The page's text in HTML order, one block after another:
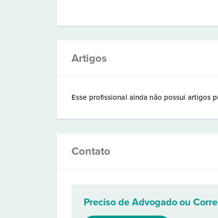
Artigos
Esse profissional ainda não possui artigos
Contato
Preciso de Advogado ou